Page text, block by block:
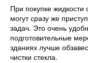
При покупке
могут сразу же
задач. Это очень
подготовительные
зданиях лучше
чистки стекла.